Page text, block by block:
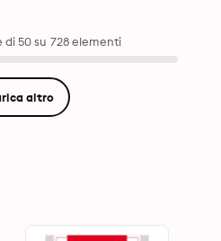
di 50 su 728 elementi
altro